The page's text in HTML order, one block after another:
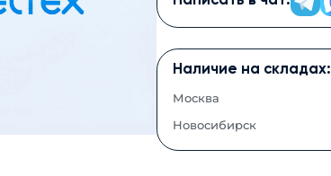
Наличие на складах:
Москва
Новосибирск